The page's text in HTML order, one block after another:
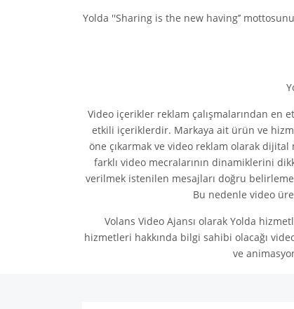
Yolda ''Sharing is the new having’’
Video içerikler reklam çalışmalarından en
etkili içeriklerdir. Markaya ait ürün ve
öne çıkarmak ve video reklam olarak
farklı video mecralarının dinamiklerini
verilmek istenilen mesajları doğru
Bu nedenle video
Volans Video Ajansı olarak Yolda
hizmetleri hakkında bilgi sahibi olacağı
ve